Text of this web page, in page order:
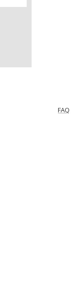
FAQ